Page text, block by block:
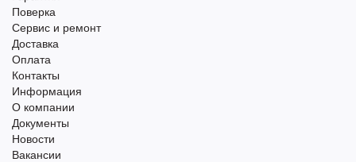
Поверка
Сервис и ремонт
Доставка
Оплата
Контакты
Информация
О компании
Документы
Новости
Вакансии